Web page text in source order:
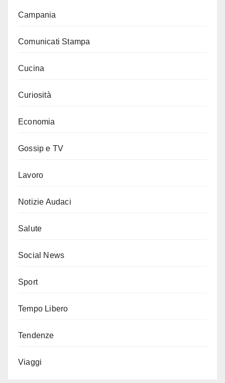
Campania
Comunicati Stampa
Cucina
Curiosità
Economia
Gossip e TV
Lavoro
Notizie Audaci
Salute
Social News
Sport
Tempo Libero
Tendenze
Viaggi